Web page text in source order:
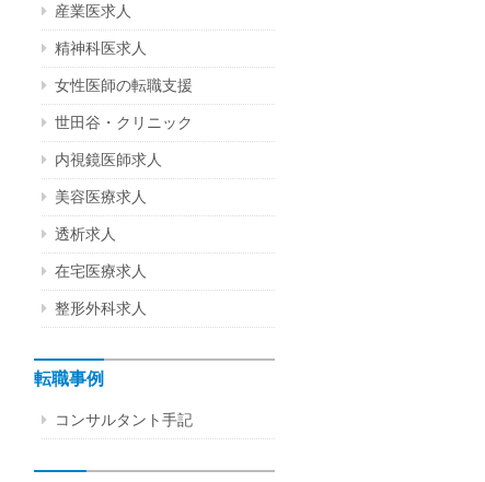
産業医求人
精神科医求人
女性医師の転職支援
世田谷・クリニック
内視鏡医師求人
美容医療求人
透析求人
在宅医療求人
整形外科求人
転職事例
コンサルタント手記